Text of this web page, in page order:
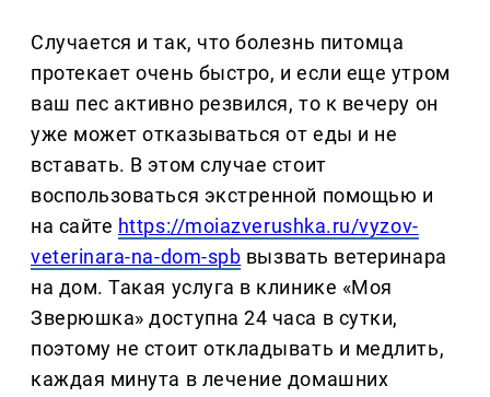
Случается и так, что болезнь питомца
протекает очень быстро, и если еще утром
ваш пес активно резвился, то к вечеру он
уже может отказываться от еды и не
вставать. В этом случае стоит
воспользоваться экстренной помощью и
на сайте https://moiazverushka.ru/vyzov-
veterinara-na-dom-spb вызвать ветеринара
на дом. Такая услуга в клинике «Моя
Зверюшка» доступна 24 часа в сутки,
поэтому не стоит откладывать и медлить,
каждая минута в лечение домашних